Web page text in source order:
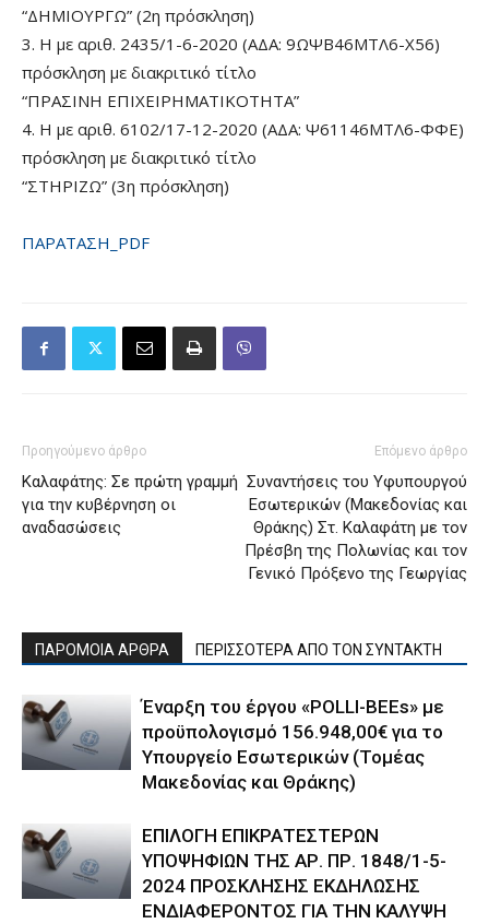
“ΔΗΜΙΟΥΡΓΩ” (2η πρόσκληση)
3. Η με αριθ. 2435/1-6-2020 (ΑΔΑ: 9ΩΨΒ46ΜΤΛ6-Χ56)
πρόσκληση με διακριτικό τίτλο
“ΠΡΑΣΙΝΗ ΕΠΙΧΕΙΡΗΜΑΤΙΚΟΤΗΤΑ”
4. Η με αριθ. 6102/17-12-2020 (ΑΔΑ: Ψ61146ΜΤΛ6-ΦΦΕ)
πρόσκληση με διακριτικό τίτλο
“ΣΤΗΡΙΖΩ” (3η πρόσκληση)
ΠΑΡΑΤΑΣΗ_PDF
Προηγούμενο άρθρο
Καλαφάτης: Σε πρώτη γραμμή
για την κυβέρνηση οι
αναδασώσεις
Επόμενο άρθρο
Συναντήσεις του Υφυπουργού
Εσωτερικών (Μακεδονίας και
Θράκης) Στ. Καλαφάτη με τον
Πρέσβη της Πολωνίας και τον
Γενικό Πρόξενο της Γεωργίας
ΠΑΡΟΜΟΙΑ ΑΡΘΡΑ ΠΕΡΙΣΣΟΤΕΡΑ ΑΠΟ ΤΟΝ ΣΥΝΤΑΚΤΗ
Έναρξη του έργου «POLLI-BEEs» με
προϋπολογισμό 156.948,00€ για το
Υπουργείο Εσωτερικών (Τομέας
Μακεδονίας και Θράκης)
ΕΠΙΛΟΓΗ ΕΠΙΚΡΑΤΕΣΤΕΡΩΝ
ΥΠΟΨΗΦΙΩΝ ΤΗΣ ΑΡ. ΠΡ. 1848/1-5-
2024 ΠΡΟΣΚΛΗΣΗΣ ΕΚΔΗΛΩΣΗΣ
ΕΝΔΙΑΦΕΡΟΝΤΟΣ ΓΙΑ ΤΗΝ ΚΑΛΥΨΗ